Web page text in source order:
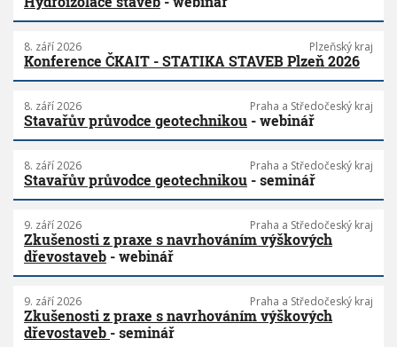
8. září 2026 Plzeňský kraj
Konference ČKAIT - STATIKA STAVEB Plzeň 2026
8. září 2026 Praha a Středočeský kraj
Stavařův průvodce geotechnikou - webinář
8. září 2026 Praha a Středočeský kraj
Stavařův průvodce geotechnikou - seminář
9. září 2026 Praha a Středočeský kraj
Zkušenosti z praxe s navrhováním výškových
dřevostaveb - webinář
9. září 2026 Praha a Středočeský kraj
Zkušenosti z praxe s navrhováním výškových
dřevostaveb - seminář